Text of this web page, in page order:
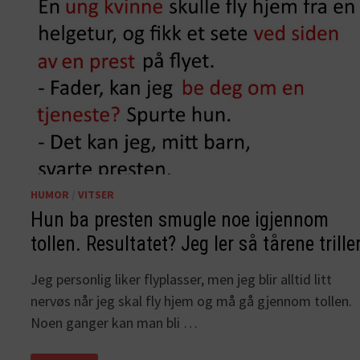
HUMOR /VITSER
Hun ba presten smugle noe igjennom
tollen. Resultatet? Jeg ler så tårene
Jeg personlig liker flyplasser, men jeg blir alltid litt
nervøs når jeg skal fly hjem og må gå gjennom tollen.
Noen ganger kan man bli …